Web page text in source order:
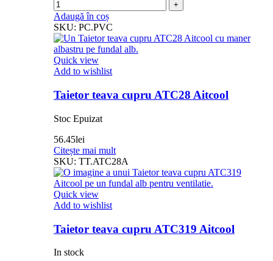
Adaugă în coș
SKU: PC.PVC
Quick view
Add to wishlist
Taietor teava cupru ATC28 Aitcool
Stoc Epuizat
56.45lei
Citește mai mult
SKU: TT.ATC28A
Quick view
Add to wishlist
Taietor teava cupru ATC319 Aitcool
In stock